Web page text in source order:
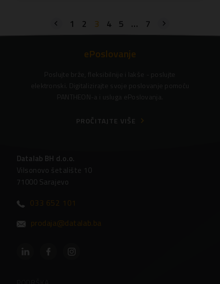
1 2 3 4 5 … 7
ePoslovanje
Poslujte brže, fleksibilnije i lakše - poslujte
elektronski. Digitalizirajte svoje poslovanje pomoću
PANTHEON-a i usluga ePoslovanja.
PROČITAJTE VIŠE
Datalab BH d.o.o.
Vilsonovo šetalište 10
71000 Sarajevo
033 652 101
prodaja@datalab.ba